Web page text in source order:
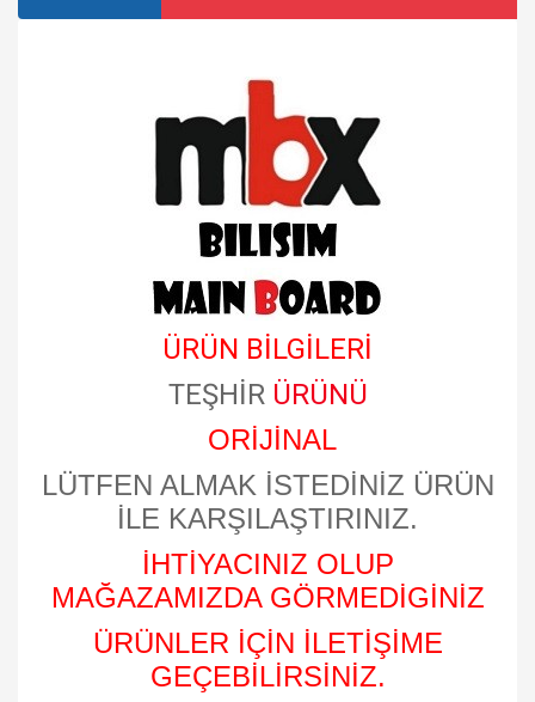
ÜRÜN BİLGİLERİ
TEŞHİR ÜRÜNÜ
ORİJİNAL
LÜTFEN ALMAK İSTEDİNİZ ÜRÜN
İLE KARŞILAŞTIRINIZ.
İHTİYACINIZ OLUP
MAĞAZAMIZDA GÖRMEDİGİNİZ
ÜRÜNLER İÇİN İLETİŞİME
GEÇEBİLİRSİNİZ.